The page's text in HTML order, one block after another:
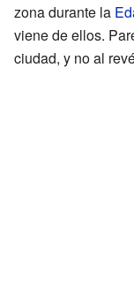
zona durante la
viene de ellos.
ciudad, y no al